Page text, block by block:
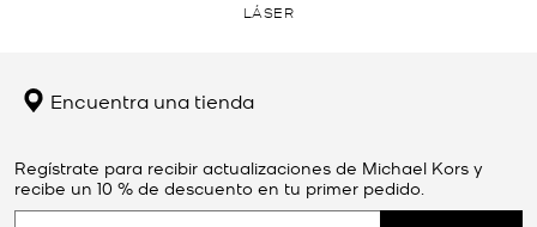
LÁSER
Encuentra una tienda
Regístrate para recibir actualizaciones de Michael Kors y
recibe un 10 % de descuento en tu primer pedido.